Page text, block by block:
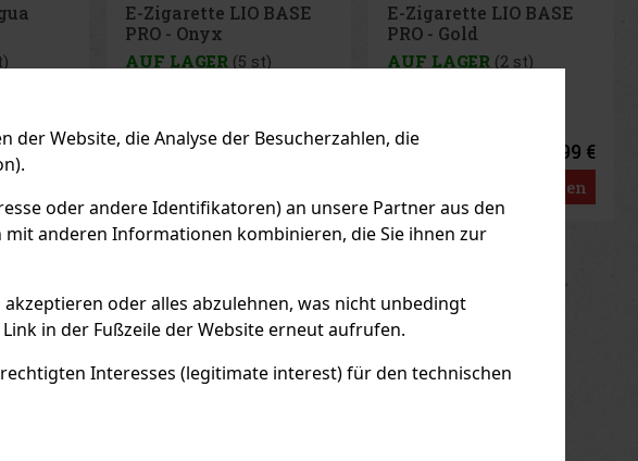
Website, die Analyse der Besucherzahlen, die
oder andere Identifikatoren) an unsere Partner aus den
anderen Informationen kombinieren, die Sie ihnen zur
oder alles abzulehnen, was nicht unbedingt
in der Fußzeile der Website erneut aufrufen.
Interesses (legitimate interest) für den technischen
2.99 €
E-Zigarette LIO BASE
PRO - Gold
AUF LAGER(2 st)
€ ohne VAT 2.99 €